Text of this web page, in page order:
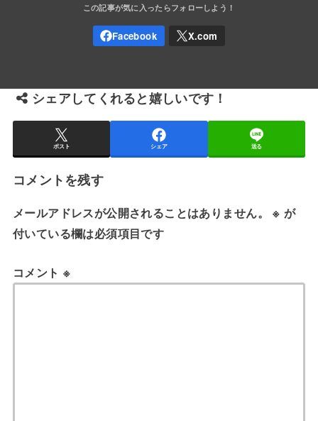
シェアしてくれると嬉しいです！
ポスト シェア 送る
コメントを残す
メールアドレスが公開されることはありません。 ※ が
付いている欄は必須項目です
コメント ※